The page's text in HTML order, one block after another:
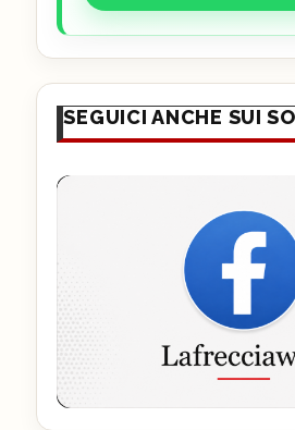
SEGUICI ANCHE SUI